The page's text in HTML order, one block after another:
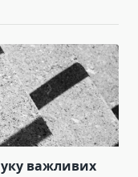
важливих